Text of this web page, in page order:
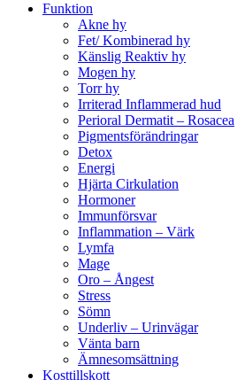
Funktion
Akne hy
Fet/ Kombinerad hy
Känslig Reaktiv hy
Mogen hy
Torr hy
Irriterad Inflammerad hud
Perioral Dermatit – Rosacea
Pigmentsförändringar
Detox
Energi
Hjärta Cirkulation
Hormoner
Immunförsvar
Inflammation – Värk
Lymfa
Mage
Oro – Ångest
Stress
Sömn
Underliv – Urinvägar
Vänta barn
Ämnesomsättning
Kosttillskott